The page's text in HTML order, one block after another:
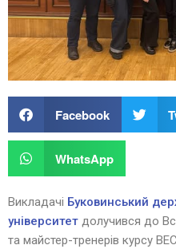
Facebook
WhatsApp
Викладачі Буковинський
університет долучився до
та майстер-тренерів курсу